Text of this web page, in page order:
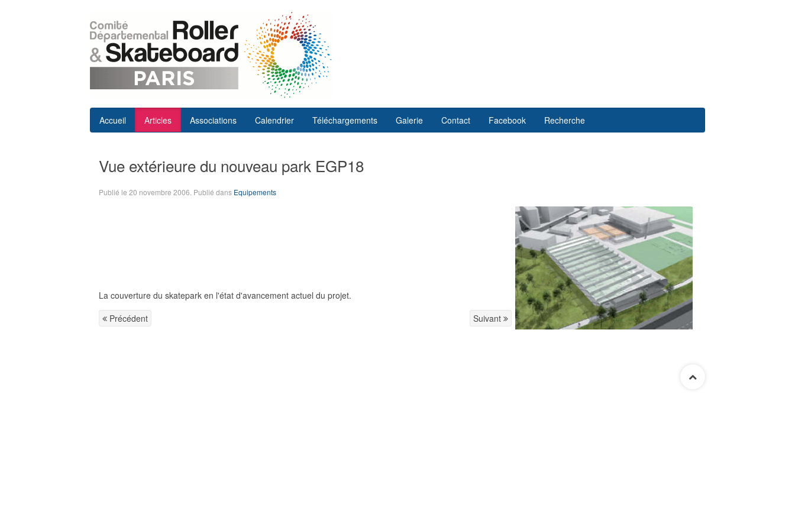
Accueil Articles Associations Calendrier Téléchargements Galerie Contact Facebook Recherche
Vue extérieure du nouveau park EGP18
Publié le 20 novembre 2006 . Publié dans Equipements
La couverture du skatepark en l'état d'avancement actuel du projet.
Précédent
Suivant